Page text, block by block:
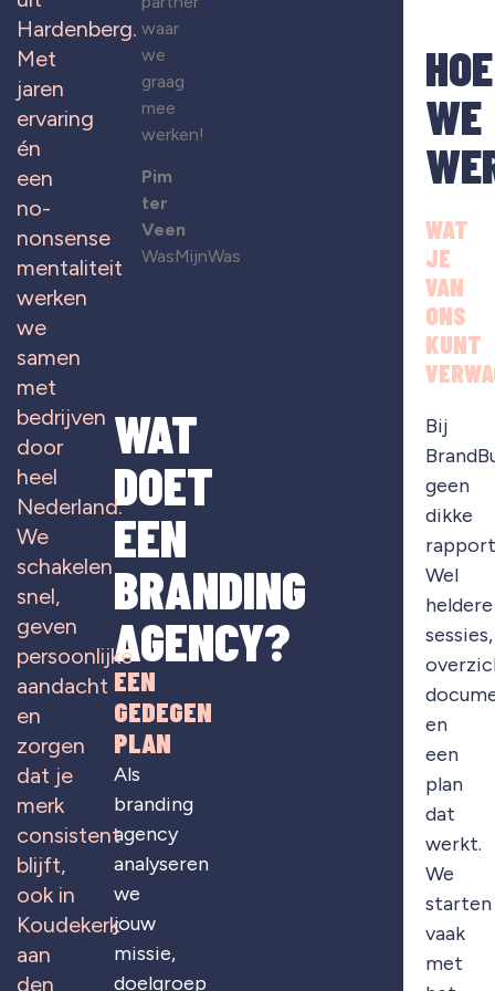
Hardenberg.
Met
jaren
ervaring
én
een
no-
nonsense
mentaliteit
werken
we
samen
met
bedrijven
door
heel
Nederland.
We
schakelen
snel,
geven
persoonlijke
aandacht
en
zorgen
dat je
merk
consistent
blijft,
ook in
Koudekerk
aan
den
waar
we
graag
mee
werken!
Pim
ter
Veen
WasMijnWas
WAT
DOET
EEN
BRANDING
AGENCY?
EEN
GEDEGEN
PLAN
Als
branding
agency
analyseren
we
jouw
missie,
doelgroep
HOE
WE
WAT
JE
VAN
ONS
KUNT
Bij
geen
dikke
Wel
heldere
sessies,
en
een
plan
dat
werkt.
We
starten
vaak
met